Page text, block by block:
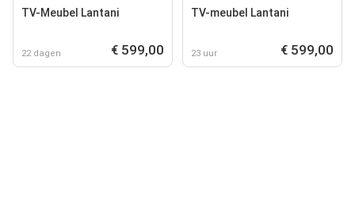
TV-Meubel Lantani
22 dagen € 599,00
TV-meubel Lantani
23 uur € 599,00